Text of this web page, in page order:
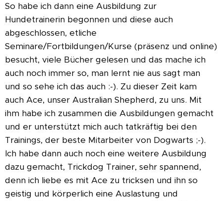
So habe ich dann eine Ausbildung zur
Hundetrainerin begonnen und diese auch
abgeschlossen, etliche
Seminare/Fortbildungen/Kurse (präsenz und online)
besucht, viele Bücher gelesen und das mache ich
auch noch immer so, man lernt nie aus sagt man
und so sehe ich das auch :-). Zu dieser Zeit kam
auch Ace, unser Australian Shepherd, zu uns. Mit
ihm habe ich zusammen die Ausbildungen gemacht
und er unterstützt mich auch tatkräftig bei den
Trainings, der beste Mitarbeiter von Dogwarts ;-).
Ich habe dann auch noch eine weitere Ausbildung
dazu gemacht, Trickdog Trainer, sehr spannend,
denn ich liebe es mit Ace zu tricksen und ihn so
geistig und körperlich eine Auslastung und